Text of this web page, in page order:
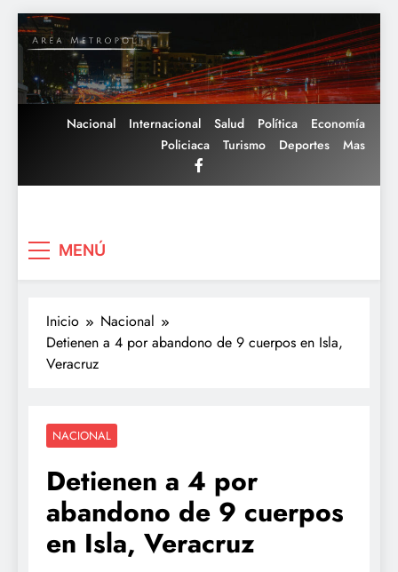
Saltar
al
contenido
Nacional Internacional Salud Política
Economía
Policiaca
Turismo Deportes Mas
MENÚ
Inicio
Nacional
Detienen a 4 por abandono de 9 cuerpos en Isla,
Veracruz
NACIONAL
Detienen a 4 por
abandono de 9 cuerpos
en Isla, Veracruz